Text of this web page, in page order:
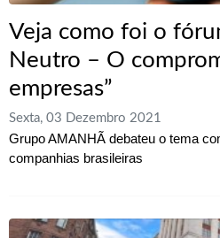
Veja como foi o
Neutro – O
empresas”
Sexta, 03 Dezembro 2021
Grupo AMANHÃ debateu o tema
companhias brasileiras